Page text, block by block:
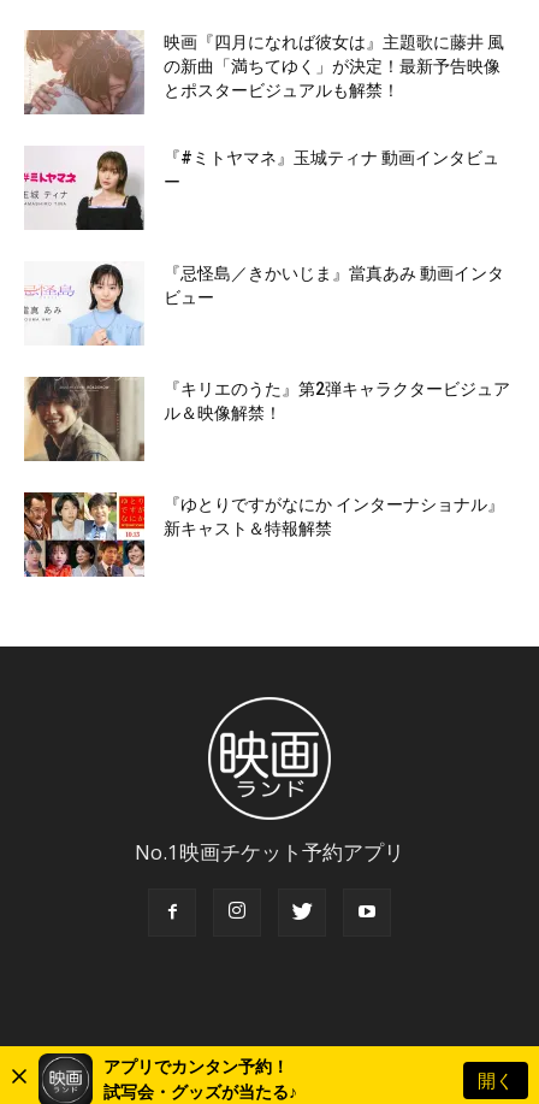
アプリでカンタン予約！
試写会・グッズが当たる♪
開く
映画『四月になれば彼女は』主題歌に藤井 風
の新曲「満ちてゆく」が決定！最新予告映像
とポスタービジュアルも解禁！
『#ミトヤマネ』玉城ティナ 動画インタビュ
ー
『忌怪島／きかいじま』當真あみ 動画インタ
ビュー
『キリエのうた』第2弾キャラクタービジュア
ル＆映像解禁！
『ゆとりですがなにか インターナショナル』
新キャスト＆特報解禁
No.1映画チケット予約アプリ
© Copyright 2018 Eigaland, inc. All Rights Reserved.